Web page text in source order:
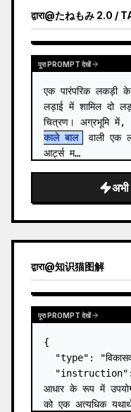
द्वारा@たねもみ 2.0 /
पूरा PROMPT देखें
एक पारंपरिक लकड़ी
लड़ाई में शामिल दो
चित्रण। अग्रभूमि में,
काले बाल
वाली एक
आर्ट्स म…
द्वारा@知识猫图解
पूरा PROMPT देखें
{
"type":
आधार के रूप में
को एक अत्यधिक